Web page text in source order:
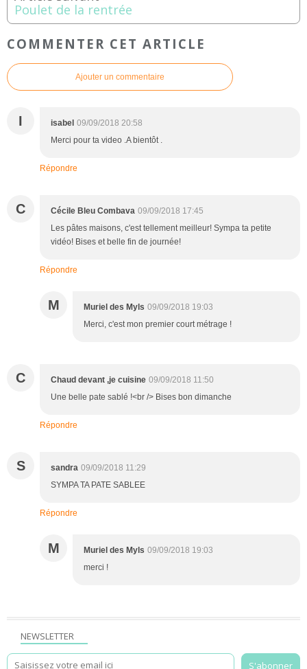
Poulet de la rentrée
COMMENTER CET ARTICLE
Ajouter un commentaire
I isabel 09/09/2018 20:58
Merci pour ta video .A bientôt .
Répondre
C Cécile Bleu Combava 09/09/2018 17:45
Les pâtes maisons, c'est tellement meilleur! Sympa ta petite
vidéo! Bises et belle fin de journée!
Répondre
M Muriel des Myls 09/09/2018 19:03
Merci, c'est mon premier court métrage !
C Chaud devant ,je cuisine 09/09/2018 11:50
Une belle pate sablé !<br /> Bises bon dimanche
Répondre
S sandra 09/09/2018 11:29
SYMPA TA PATE SABLEE
Répondre
M Muriel des Myls 09/09/2018 19:03
merci !
NEWSLETTER